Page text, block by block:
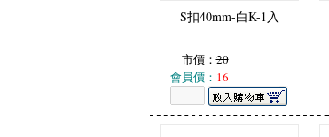
S扣40mm-白K-1入
市價：20
會員價： 16